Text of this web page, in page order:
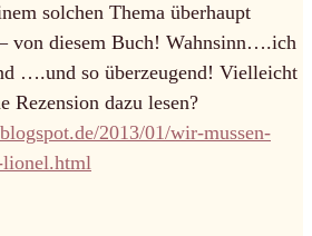
solchen Thema überhaupt
von diesem Buch! Wahnsinn….ich
….und so überzeugend! Vielleicht
Rezension dazu lesen?
2013/01/wir-mussen-
lionel.html